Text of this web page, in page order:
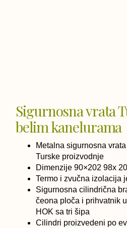
Sigurnosna vrata
belim kanelurama
Metalna sigurnosna
Turske proizvodnje
Dimenzije 90×202 98x
Termo i zvučna izolacija
Sigurnosna cilindrična
čeona ploča i prihvatnik
HOK sa tri šipa
Cilindri proizvedeni po